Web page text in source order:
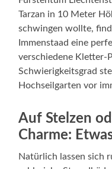
Tarzan in 10 Meter
schwingen wollte,
Immenstaad eine
verschiedene Kletter-
Schwierigkeitsgrad
Hochseilgarten vor
Auf Stelzen
Charme:
Natürlich lassen sich